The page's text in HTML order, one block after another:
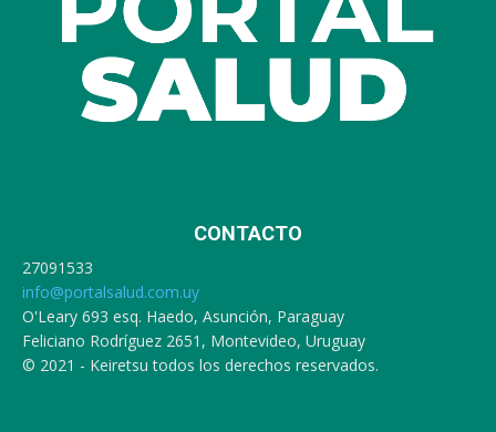
CONTACTO
27091533
info@portalsalud.com.uy
O'Leary 693 esq. Haedo, Asunción, Paraguay
Feliciano Rodríguez 2651, Montevideo, Uruguay
© 2021 - Keiretsu todos los derechos reservados.